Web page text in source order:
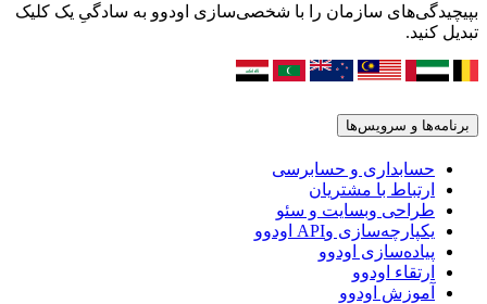
سازمان را با شخصی‌سازی اودوو به سادگیِ یک کلیک
کنید.
و سرویس‌ها
حسابداری و حسابرسی
ارتباط با مشتریان
طراحی وبسایت و سئو
یکپارچه‌سازی وAPI اودوو
پیاده‌سازی اودوو
ارتقاء اودوو
آموزش اودوو